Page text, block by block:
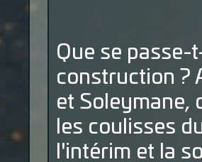
Que se passe-
construction ?
et Soleymane,
les coulisses
l'intérim et la